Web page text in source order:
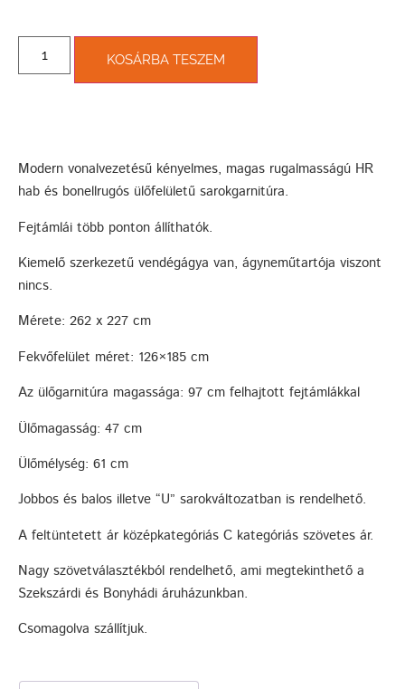
KOSÁRBA TESZEM
Modern vonalvezetésű kényelmes, magas rugalmasságú HR
hab és bonellrugós ülőfelületű sarokgarnitúra.
Fejtámlái több ponton állíthatók.
Kiemelő szerkezetű vendégágya van, ágyneműtartója viszont
nincs.
Mérete: 262 x 227 cm
Fekvőfelület méret: 126×185 cm
Az ülőgarnitúra magassága: 97 cm felhajtott fejtámlákkal
Ülőmagasság: 47 cm
Ülőmélység: 61 cm
Jobbos és balos illetve “U” sarokváltozatban is rendelhető.
A feltüntetett ár középkategóriás C kategóriás szövetes ár.
Nagy szövetválasztékból rendelhető, ami megtekinthető a
Szekszárdi és Bonyhádi áruházunkban.
Csomagolva szállítjuk.